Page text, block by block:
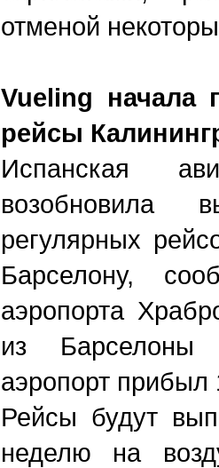
отменой
Vueling начала
рейсы
Испанская
возобновила
регулярных
Барселону,
аэропорта
из Барселоны
аэропорт прибыл
Рейсы будут
неделю на